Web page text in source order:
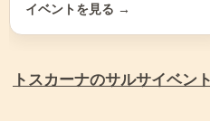
イベントを見る →
トスカーナのサルサイベン